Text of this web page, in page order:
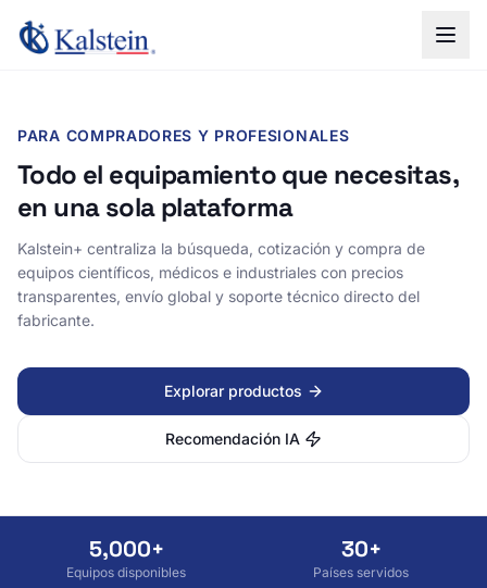
PARA COMPRADORES Y PROFESIONALES
Todo el equipamiento que necesitas,
en una sola plataforma
Kalstein+ centraliza la búsqueda, cotización y compra de
equipos científicos, médicos e industriales con precios
transparentes, envío global y soporte técnico directo del
fabricante.
Explorar productos
Recomendación IA
5,000+
Equipos disponibles
30+
Países servidos